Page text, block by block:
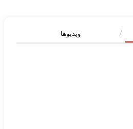
ویدیوها